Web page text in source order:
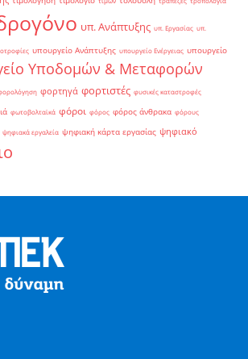
υπ. Ανάπτυξης υπ. Εργασίας υπ.
υπουργείο Ανάπτυξης υπουργείο Ενέργειας υπουργείο
Υποδομών & Μεταφορών
φορτηγά φορτιστές φυσικές καταστροφές
φωτοβολταϊκά φόροι φόρος φόρος άνθρακα φόρους
ψηφιακά εργαλεία ψηφιακή κάρτα εργασίας ψηφιακό